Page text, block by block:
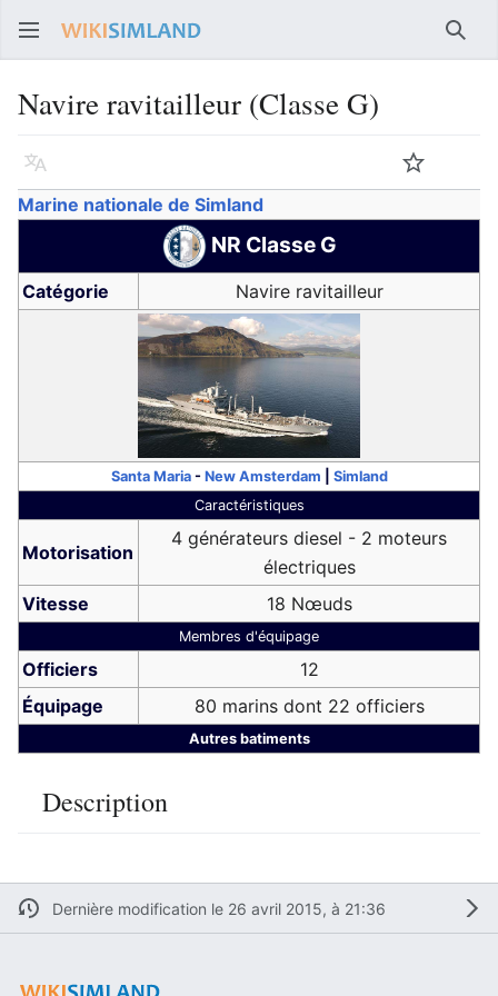
Navire ravitailleur (Classe G)
Langue Suivre
Marine nationale de Simland
NR Classe G
Catégorie Navire ravitailleur
Santa Maria- New Amsterdam
Simland
Caractéristiques
Motorisation
4 générateurs diesel - 2 moteurs
électriques
Vitesse
18 Nœuds
Membres d'équipage
Officiers
12
Équipage
80 marins dont 22 officiers
Autres batiments
Description
Dernière modification le 26 avril 2015, à 21:36